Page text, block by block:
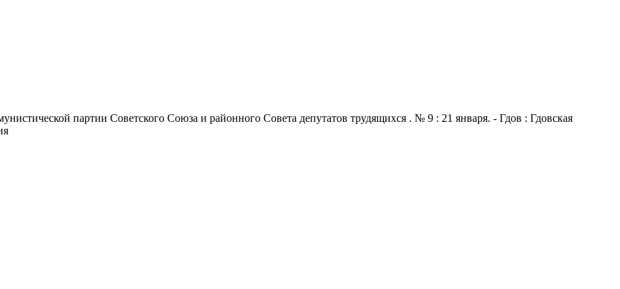
партии Советского Союза и районного Совета депутатов трудящихся . № 9 : 21 января. - Гдов : Гдовская